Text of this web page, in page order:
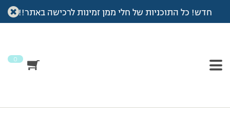
חדש! כל התוכניות של חלי ממן זמינות לרכישה באתר!!
0
עמוד הבית >דיונים>פורום >שניצל דק
מוצגות 2 תגובות – 1 עד 2 (מתוך 2 סה״כ)